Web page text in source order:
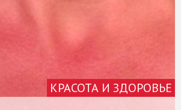
КРАСОТА И ЗДОРОВЬЕ